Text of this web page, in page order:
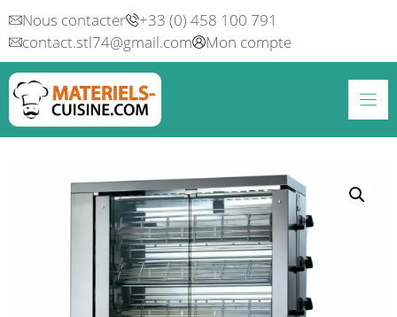
Aller
au
contenu
Nous contacter
+33 (0) 458 100 791
contact.stl74@gmail.com
Mon compte